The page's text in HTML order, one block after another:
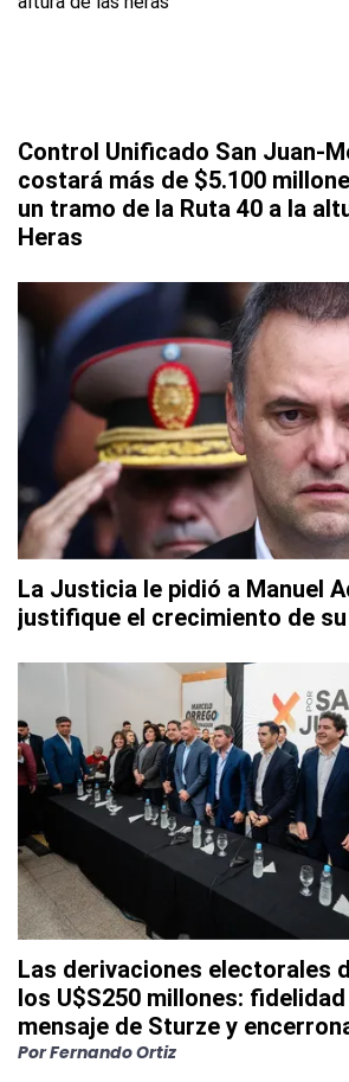
Control Unificado San Juan-
costará más de $5.100
un tramo de la Ruta 40 a la
Heras
La Justicia le pidió a Manuel
justifique el crecimiento de
Las derivaciones electorales
los U$S250 millones:
mensaje de Sturze y
PorFernando Ortiz